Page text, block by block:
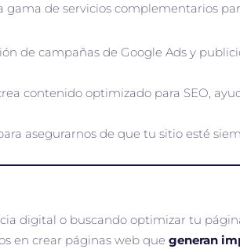
gama de servicios complementarios
de campañas de Google Ads y
contenido optimizado para SEO,
asegurarnos de que tu sitio esté
digital o buscando optimizar tu
en crear páginas web que generan